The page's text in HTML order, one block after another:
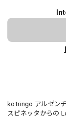
kotringo アルゼン
スピネッタからの